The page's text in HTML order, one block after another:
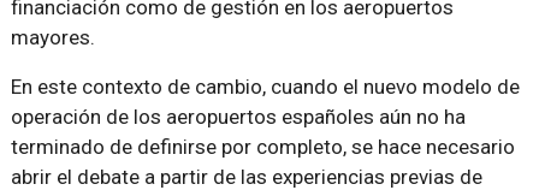
financiación como de gestión en los aeropuertos
mayores.
En este contexto de cambio, cuando el nuevo modelo de
operación de los aeropuertos españoles aún no ha
terminado de definirse por completo, se hace necesario
abrir el debate a partir de las experiencias previas de